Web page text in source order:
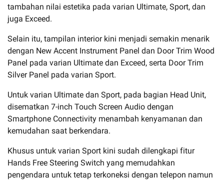
tambahan nilai estetika pada varian Ultimate, Sport, dan
juga Exceed.
Selain itu, tampilan interior kini menjadi semakin menarik
dengan New Accent Instrument Panel dan Door Trim Wood
Panel pada varian Ultimate dan Exceed, serta Door Trim
Silver Panel pada varian Sport.
Untuk varian Ultimate dan Sport, pada bagian Head Unit,
disematkan 7-inch Touch Screen Audio dengan
Smartphone Connectivity menambah kenyamanan dan
kemudahan saat berkendara.
Khusus untuk varian Sport kini sudah dilengkapi fitur
Hands Free Steering Switch yang memudahkan
pengendara untuk tetap terkoneksi dengan telepon namun